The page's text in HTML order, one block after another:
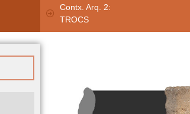
Contx. Arq. 2:
TROCS